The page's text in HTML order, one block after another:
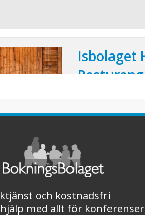
Isbolaget
Resturang
Isbolaget är ett
södra skärgård.
– en avskild och
kick-off och
unik his ...
och kostnadsfri
med allt för